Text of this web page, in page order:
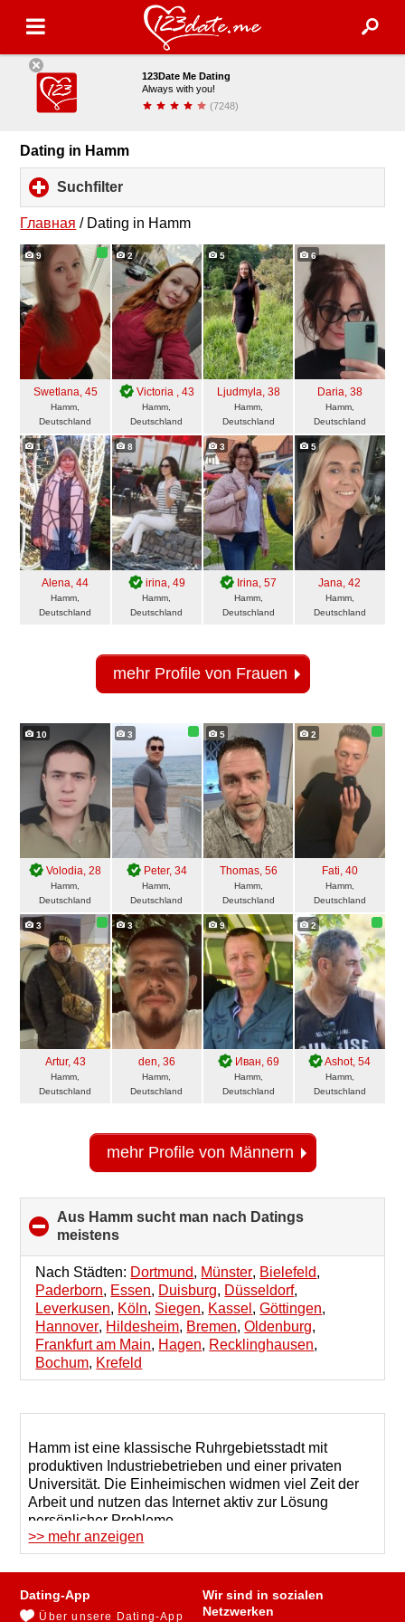
123Date Me Dating
Always with you!
(7248)
installieren
Dating in Hamm
Suchfilter
to
expand
contents
Главная / Dating in Hamm
9
Swetlana, 45
Hamm,
Deutschland
2
Victoria , 43
Hamm,
Deutschland
5
Ljudmyla, 38
Hamm,
Deutschland
6
Daria, 38
Hamm,
Deutschland
1
Аlena, 44
Hamm,
Deutschland
8
irina, 49
Hamm,
Deutschland
3
Irina, 57
Hamm,
Deutschland
5
Jana, 42
Hamm,
Deutschland
mehr Profile von Frauen
10
Volodia, 28
Hamm,
Deutschland
3
Peter, 34
Hamm,
Deutschland
5
Thomas, 56
Hamm,
Deutschland
2
Fati, 40
Hamm,
Deutschland
3
Artur, 43
Hamm,
Deutschland
3
den, 36
Hamm,
Deutschland
9
Иван, 69
Hamm,
Deutschland
2
Ashot, 54
Hamm,
Deutschland
mehr Profile von Männern
Aus Hamm sucht man nach Datings
meistens
to
collapse
contents
Nach Städten: Dortmund, Münster, Bielefeld,
Paderborn, Essen, Duisburg, Düsseldorf,
Leverkusen, Köln, Siegen, Kassel ,Göttingen,
Hannover, Hildesheim, Bremen,Oldenburg,
Frankfurt am Main, Hagen, Recklinghausen,
Bochum, Krefeld
Hamm ist eine klassische Ruhrgebietsstadt mit
produktiven Industriebetrieben und einer privaten
Universität. Die Einheimischen widmen viel Zeit der
Arbeit und nutzen das Internet aktiv zur Lösung
persönlicher Probleme.
Single-Männer und -Frauen in Hamm melden sich
massenhaft auf Dating-Websites an, um einen Partner
zu finden. Es ist wichtig, sich daran zu erinnern, dass
sich virtuelle Plattformen nicht nur in der
>> mehr anzeigen
Dating-App
Über unsere Dating-App
Wir sind in sozialen
Netzwerken